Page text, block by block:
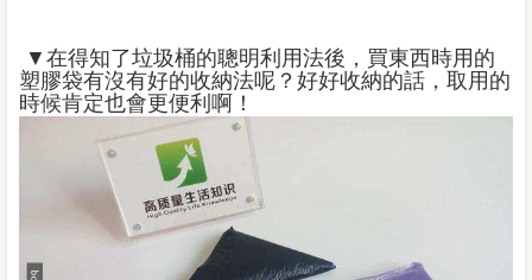
▼在得知了垃圾桶的聰明利用法後，買東西時用的
塑膠袋有沒有好的收納法呢？好好收納的話，取用的
時候肯定也會更便利啊！